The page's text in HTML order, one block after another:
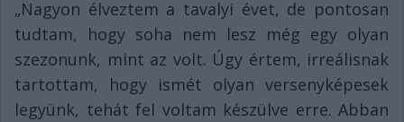
„Nagyon élveztem a tavalyi évet, de pontosan
tudtam, hogy soha nem lesz még egy olyan
szezonunk, mint az volt. Úgy értem, irreálisnak
tartottam, hogy ismét olyan versenyképesek
legyünk, tehát fel voltam készülve erre. Abban